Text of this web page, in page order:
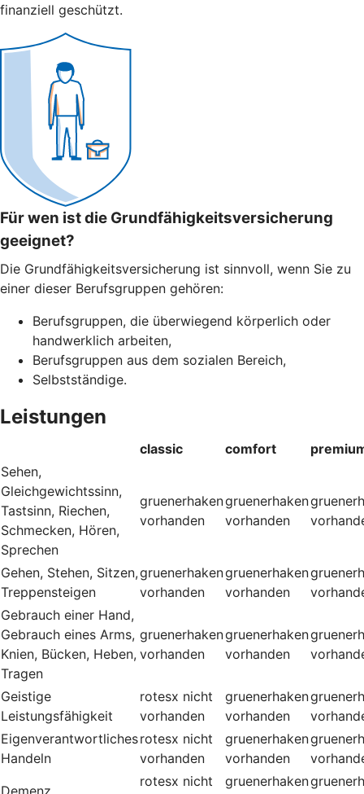
finanziell geschützt.
Für wen ist die Grundfähigkeitsversicherung
geeignet?
Die Grundfähigkeitsversicherung ist sinnvoll, wenn Sie zu
einer dieser Berufsgruppen gehören:
Berufsgruppen, die überwiegend körperlich oder
handwerklich arbeiten,
Berufsgruppen aus dem sozialen Bereich,
Selbstständige.
Leistungen
classic comfort
Sehen,
Gleichgewichtssinn,
Tastsinn, Riechen,
Schmecken, Hören,
Sprechen
gruenerhaken
vorhanden
gruenerhaken
vorhanden
Gehen, Stehen, Sitzen,
Treppensteigen
gruenerhaken
vorhanden
gruenerhaken
vorhanden
Gebrauch einer Hand,
Gebrauch eines Arms,
Knien, Bücken, Heben,
Tragen
gruenerhaken
vorhanden
gruenerhaken
vorhanden
Geistige
Leistungsfähigkeit
rotesx nicht
vorhanden
gruenerhaken
vorhanden
Eigenverantwortliches
Handeln
rotesx nicht
vorhanden
gruenerhaken
vorhanden
Demenz
rotesx nicht
gruenerhaken